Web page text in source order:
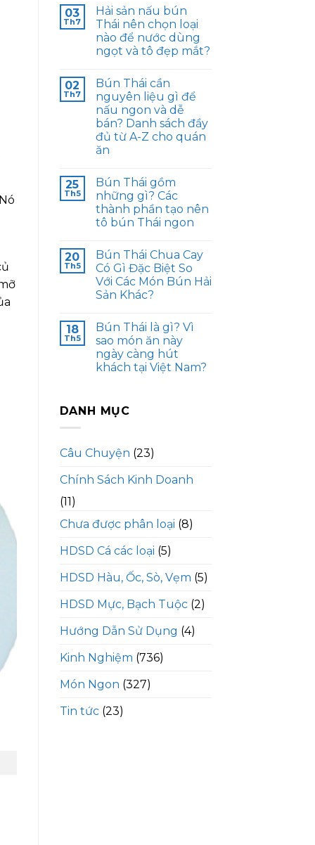
03
Th7
Hải sản nấu bún
Thái nên chọn loại
nào để nước dùng
ngọt và tô đẹp mắt?
02
Th7
Bún Thái cần
nguyên liệu gì để
nấu ngon và dễ
bán? Danh sách đầy
đủ từ A-Z cho quán
ăn
25
Th5
Bún Thái gồm
những gì? Các
thành phần tạo nên
tô bún Thái ngon
20
Th5
Bún Thái Chua Cay
Có Gì Đặc Biệt So
Với Các Món Bún Hải
Sản Khác?
18
Th5
Bún Thái là gì? Vì
sao món ăn này
ngày càng hút
khách tại Việt Nam?
DANH MỤC
Câu Chuyện (23)
Chính Sách Kinh Doanh
(11)
Chưa được phân loại (8)
HDSD Cá các loại (5)
HDSD Hàu, Ốc, Sò, Vẹm (5)
HDSD Mực, Bạch Tuộc(2)
Hướng Dẫn Sử Dụng (4)
Kinh Nghiệm (736)
Món Ngon (327)
Tin tức(23)